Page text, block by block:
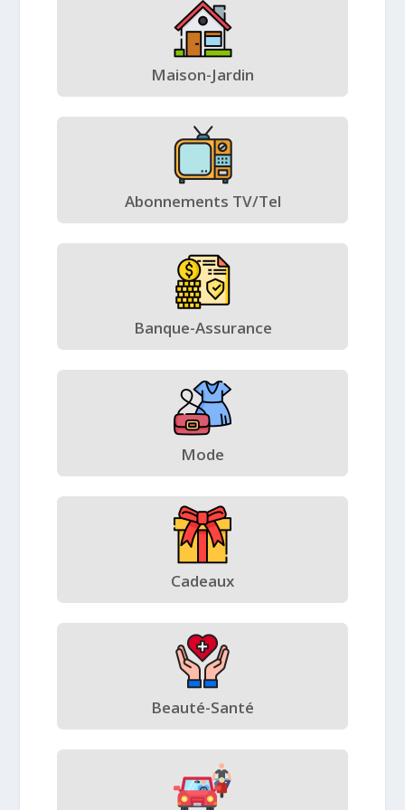
Maison-Jardin
Abonnements TV/Tel
Banque-Assurance
Mode
Cadeaux
Beauté-Santé